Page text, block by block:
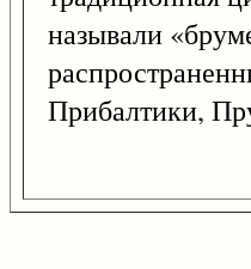
называли
Прибалтики,